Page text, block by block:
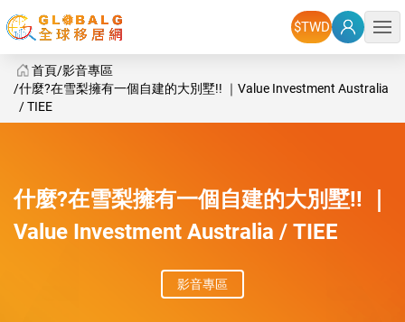
選單
首頁 影音專區
什麼?在雪梨擁有一個自建的大別墅!! ｜Value Investment Australia
/ TIEE
什麼?在雪梨擁有一個自建的大別墅!! ｜
Value Investment Australia / TIEE
影音專區